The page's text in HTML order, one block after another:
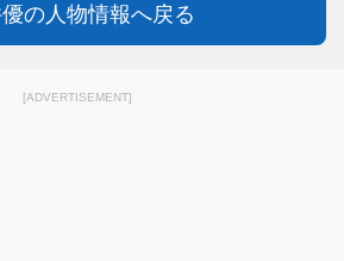
の人物情報へ戻る
[ADVERTISEMENT]